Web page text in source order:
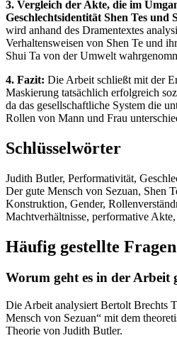
3. Vergleich der Akte, die im
Geschlechtsidentität Shen Tes und
wird anhand des Dramentextes
Verhaltensweisen von Shen Te und
Shui Ta von der Umwelt
4. Fazit: Die Arbeit schließt mit der
Maskierung tatsächlich erfolgreich
da das gesellschaftliche System die
Rollen von Mann und Frau
Schlüsselwörter
Judith Butler, Performativität,
Der gute Mensch von Sezuan, Shen
Konstruktion, Gender,
Machtverhältnisse, performative
Häufig gestellte Fragen
Worum geht es in der Arbeit
Die Arbeit analysiert Bertolt Brechts
Mensch von Sezuan“ mit dem
Theorie von Judith Butler.